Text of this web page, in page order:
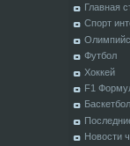
Главная
Спорт
Футбол
Хоккей
F1
Баскетбол
Новости